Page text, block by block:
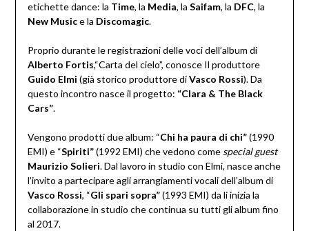
etichette dance: la Time, la Media, la Saifam, la DFC, la
New Musice la Discomagic.
Proprio durante le registrazioni delle voci dell’album di
Alberto Fortis,“Carta del cielo”, conosce Il produttore
Guido Elmi (già storico produttore diVasco Rossi). Da
questo incontro nasce il progetto: “Clara & The Black
Cars”.
Vengono prodotti due album: “Chi ha paura di chi”(1990
EMI) e “Spiriti”(1992 EMI) che vedono come special guest
Maurizio Solieri. Dal lavoro in studio con Elmi, nasce anche
l’invito a partecipare agli arrangiamenti vocali dell’album di
Vasco Rossi, “Gli spari sopra”(1993 EMI) da li inizia la
collaborazione in studio che continua su tutti gli album fino
al 2017.